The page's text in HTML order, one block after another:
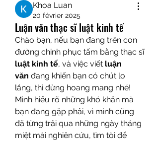
Khoa Luan
20 février 2025
Luận văn thạc sĩ luật kinh tế
Chào bạn, nếu bạn đang trên con
đường chinh phục tấm bằng thạc sĩ
luật kinh tế, và việc viết luận
văn đang khiến bạn có chút lo
lắng, thì đừng hoang mang nhé!
Mình hiểu rõ những khó khăn mà
bạn đang gặp phải, vì mình cũng
đã từng trải qua những ngày tháng
miệt mài nghiên cứu, tìm tòi để